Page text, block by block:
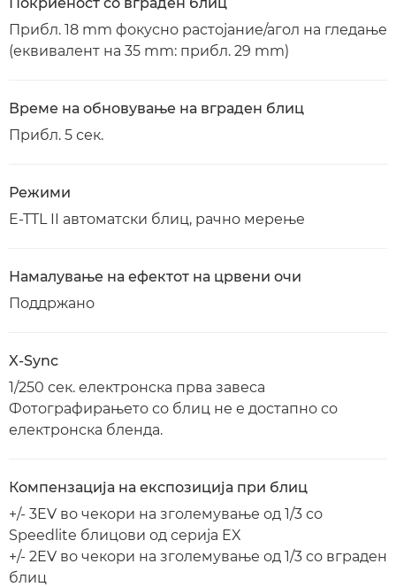
Прибл. 18 mm фокусно растојание/агол на гледање
(еквивалент на 35 mm: прибл. 29 mm)
Време на обновување на вграден блиц
Прибл. 5 сек.
Режими
E-TTL II автоматски блиц, рачно мерење
Намалување на ефектот на црвени очи
Поддржано
X-Sync
1/250 сек. електронска прва завеса
Фотографирањето со блиц не е достапно со
електронска бленда.
Компензација на експозиција при блиц
+/- 3EV во чекори на зголемување од 1/3 со
Speedlite блицови од серија EX
+/- 2EV во чекори на зголемување од 1/3 со вграден
блиц